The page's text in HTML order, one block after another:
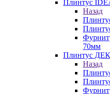
Плинтус
Назад
70мм
Плинтус
Назад